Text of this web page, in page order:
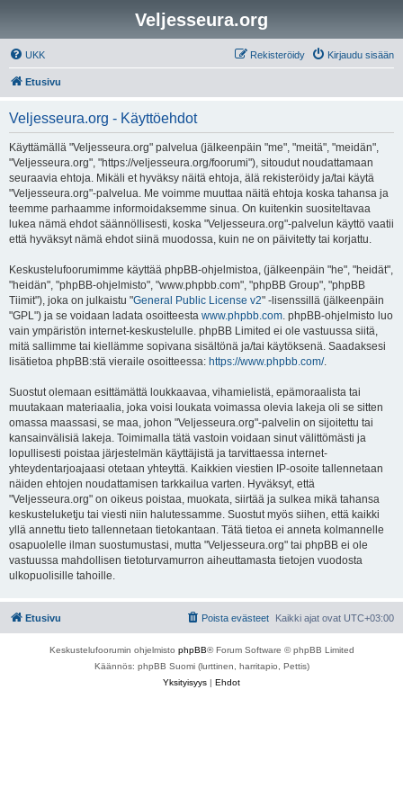
Veljesseura.org
UKK Kirjaudu sisään
Rekisteröidy
Etusivu
Veljesseura.org - Käyttöehdot
Käyttämällä "Veljesseura.org" palvelua (jälkeenpäin "me", "meitä", "meidän",
"Veljesseura.org", "https://veljesseura.org/foorumi"), sitoudut noudattamaan
seuraavia ehtoja. Mikäli et hyväksy näitä ehtoja, älä rekisteröidy ja/tai käytä
"Veljesseura.org"-palvelua. Me voimme muuttaa näitä ehtoja koska tahansa ja
teemme parhaamme informoidaksemme sinua. On kuitenkin suositeltavaa
lukea nämä ehdot säännöllisesti, koska "Veljesseura.org"-palvelun käyttö vaatii
että hyväksyt nämä ehdot siinä muodossa, kuin ne on päivitetty tai korjattu.
Keskustelufoorumimme käyttää phpBB-ohjelmistoa, (jälkeenpäin "he", "heidät",
"heidän", "phpBB-ohjelmisto", "www.phpbb.com", "phpBB Group", "phpBB
Tiimit"), joka on julkaistu "General Public License v2" -lisenssillä (jälkeenpäin
"GPL") ja se voidaan ladata osoitteesta www.phpbb.com. phpBB-ohjelmisto luo
vain ympäristön internet-keskustelulle. phpBB Limited ei ole vastuussa siitä,
mitä sallimme tai kiellämme sopivana sisältönä ja/tai käytöksenä. Saadaksesi
lisätietoa phpBB:stä vieraile osoitteessa: https://www.phpbb.com/.
Suostut olemaan esittämättä loukkaavaa, vihamielistä, epämoraalista tai
muutakaan materiaalia, joka voisi loukata voimassa olevia lakeja oli se sitten
omassa maassasi, se maa, johon "Veljesseura.org"-palvelin on sijoitettu tai
kansainvälisiä lakeja. Toimimalla tätä vastoin voidaan sinut välittömästi ja
lopullisesti poistaa järjestelmän käyttäjistä ja tarvittaessa internet-
yhteydentarjoajaasi otetaan yhteyttä. Kaikkien viestien IP-osoite tallennetaan
näiden ehtojen noudattamisen tarkkailua varten. Hyväksyt, että
"Veljesseura.org" on oikeus poistaa, muokata, siirtää ja sulkea mikä tahansa
keskusteluketju tai viesti niin halutessamme. Suostut myös siihen, että kaikki
yllä annettu tieto tallennetaan tietokantaan. Tätä tietoa ei anneta kolmannelle
osapuolelle ilman suostumustasi, mutta "Veljesseura.org" tai phpBB ei ole
vastuussa mahdollisen tietoturvamurron aiheuttamasta tietojen vuodosta
ulkopuolisille tahoille.
Etusivu Kaikki ajat ovat UTC+03:00
Poista evästeet
Keskustelufoorumin ohjelmisto phpBB® Forum Software © phpBB Limited
Käännös: phpBB Suomi (lurttinen, harritapio, Pettis)
Yksityisyys | Ehdot